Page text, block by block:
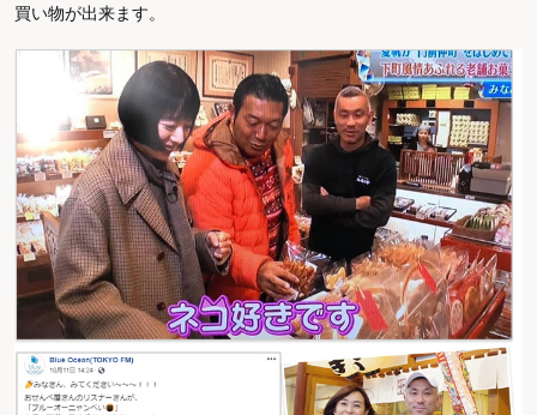
買い物が出来ます。